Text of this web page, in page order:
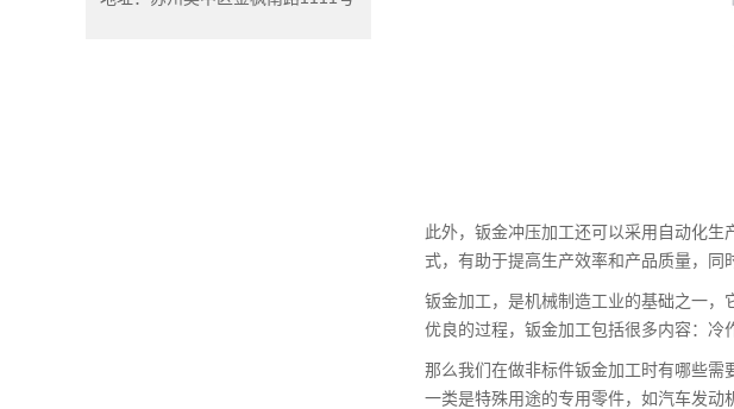
此外，钣金冲压加工还可以采用自动化
式，有助于提高生产效率和产品质量，同
钣金加工，是机械制造工业的基础之一
优良的过程，钣金加工包括很多内容：冷
那么我们在做非标件钣金加工时有哪些
一类是特殊用途的专用零件，如汽车发动